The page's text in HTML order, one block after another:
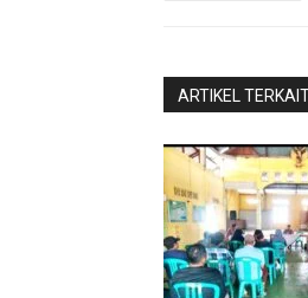
ARTIKEL